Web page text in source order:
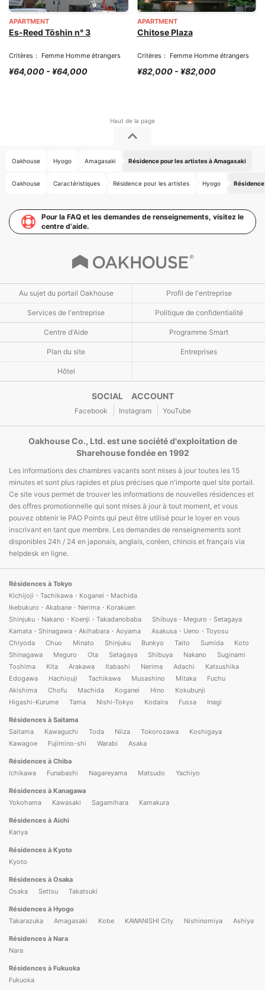
APARTMENT
Es-Reed Tōshin n° 3
Critères： Femme Homme étrangers
¥64,000 - ¥64,000
APARTMENT
Chitose Plaza
Critères： Femme Homme étrangers
¥82,000 - ¥82,000
Oakhouse Hyogo Amagasaki Résidence pour les artistes à Amagasaki
Oakhouse Caractéristiques Résidence pour les artistes Hyogo
Pour la FAQ et les demandes de renseignements, visitez le
centre d'aide.
Au sujet du portail Oakhouse Profil de l'entreprise
Services de l'entreprise Politique de confidentialité
Centre d'Aide Programme Smart
Plan du site Entreprises
Hôtel
SOCIAL ACCOUNT
Facebook Instagram YouTube
Oakhouse Co., Ltd. est une société d'exploitation de
Sharehouse fondée en 1992
Les informations des chambres vacants sont mises à jour toutes les 15
minutes et sont plus rapides et plus précises que n'importe quel site portail.
Ce site vous permet de trouver les informations de nouvelles résidences et
des offres promotionnelle qui sont mises à jour à tout moment, et vous
pouvez obtenir le PAO Points qui peut être utilisé pour le loyer en vous
inscrivant en tant que membre. Les demandes de renseignements sont
disponibles 24h / 24 en japonais, anglais, coréen, chinois et français via
helpdesk en ligne.
Résidences à Tokyo
Kichijoji・Tachikawa・Koganei・Machida
Ikebukuro・Akabane・Nerima・Korakuen
Shinjuku・Nakano・Koenji・Takadanobaba
Shibuya・Meguro・Setagaya
Kamata・Shinagawa・Akihabara・Aoyama
Asakusa・Ueno・Toyosu
Chiyoda
Chuo Minato Shinjuku Bunkyo Taito Sumida
Koto
Shinagawa
Meguro Ota Setagaya Shibuya Nakano
Suginami
Toshima
Kita Arakawa Itabashi Nerima Adachi
Katsushika
Edogawa
Hachiouji Tachikawa Musashino Mitaka
Fuchu
Akishima
Chofu Machida Koganei Hino
Kokubunji
Higashi-Kurume
Tama Nishi-Tokyo Kodaira Fussa Inagi
Résidences à Saitama
Saitama
Kawaguchi Toda Niiza Tokorozawa
Koshigaya
Kawagoe
Fujimino-shi Warabi Asaka
Résidences à Chiba
Ichikawa
Funabashi Nagareyama Matsudo Yachiyo
Résidences à Kanagawa
Yokohama
Kawasaki Sagamihara Kamakura
Résidences à Aichi
Kariya
Résidences à Kyoto
Kyoto
Résidences à Osaka
Osaka
Settsu Takatsuki
Résidences à Hyogo
Takarazuka
Amagasaki Kobe KAWANISHI City Nishinomiya Ashiya
Résidences à Nara
Nara
Résidences à Fukuoka
Fukuoka